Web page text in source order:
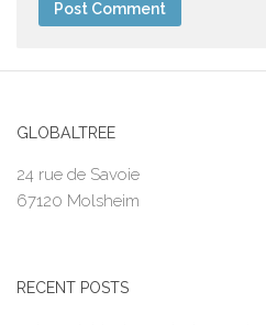
GLOBALTREE
24 rue de Savoie
67120 Molsheim
RECENT POSTS